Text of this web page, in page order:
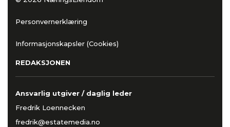
Personvernerklæring
Informasjonskapsler (Cookies)
REDAKSJONEN
Ansvarlig utgiver / daglig leder
Fredrik Loennecken
fredrik@estatemedia.no